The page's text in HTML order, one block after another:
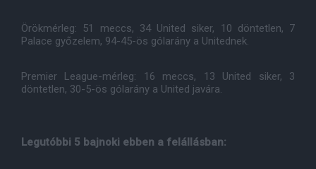
Örökmérleg: 51 meccs, 34 United siker, 10 döntetlen, 7
Palace győzelem, 94-45-ös gólarány a Unitednek.
Premier League-mérleg: 16 meccs, 13 United siker, 3
döntetlen, 30-5-ös gólarány a United javára.
Legutóbbi 5 bajnoki ebben a felállásban: